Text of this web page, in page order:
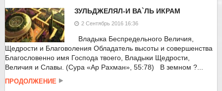
ЗУЛЬДЖЕЛЯЛ-И ВА`ЛЬ ИКРАМ
2 Сентябрь 2016 16:36
Владыка Беспредельного Величия,
Щедрости и Благоволения Обладатель высоты и совершенства
Благословенно имя Господа твоего, Владыки Щедрости,
Величия и Славы. (Сура «Ар Рахман», 55:78) В земном ?...
ПРОДОЛЖЕНИЕ